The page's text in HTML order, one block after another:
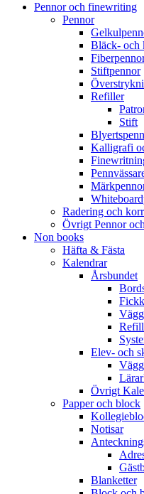
Pennor och finewriting
Pennor
Bläck- och
Stiftpennor
Refiller
Stift
Kalligrafi
Radering och
Övrigt Pennor
Non books
Häfta & Fästa
Kalendrar
Årsbundet
Elev- och
Övrigt
Papper och block
Notisar
Blanketter